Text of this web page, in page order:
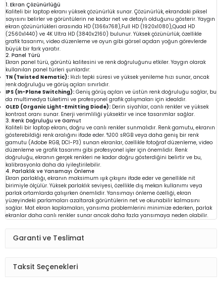
1. Ekran Çözünürlüğü
Kaliteli bir laptop ekranı yüksek çözünürlük sunar. Çözünürlük, ekrandaki piksel
sayısını belirler ve görüntülerin ne kadar net ve detaylı olduğunu gösterir. Yaygın
ekran çözünürlükleri arasında HD (1366x768),Full HD (1920x1080),Quad HD
(2560x1440) ve 4K Ultra HD (3840x2160) bulunur. Yüksek çözünürlük, özellikle
grafik tasarımı, video düzenleme ve oyun gibi görsel açıdan yoğun görevlerde
büyük bir fark yaratır.
2. Panel Türü
Ekran panel türü, görüntü kalitesini ve renk doğruluğunu etkiler. Yaygın olarak
kullanılan panel türleri şunlardır:
TN (Twisted Nematic): Hızlı tepki süresi ve yüksek yenileme hızı sunar, ancak
renk doğruluğu ve görüş açıları sınırlıdır.
IPS (In-Plane Switching): Geniş görüş açıları ve üstün renk doğruluğu sağlar, bu
da multimedya tüketimi ve profesyonel grafik çalışmaları için idealdir.
OLED (Organic Light-Emitting Diode): Derin siyahlar, canlı renkler ve yüksek
kontrast oranı sunar. Enerji verimliliği yüksektir ve ince tasarımlar sağlar.
3. Renk Doğruluğu ve Gamut
Kaliteli bir laptop ekranı, doğru ve canlı renkler sunmalıdır. Renk gamutu, ekranın
gösterebildiği renk aralığını ifade eder. %100 sRGB veya daha geniş bir renk
gamutu (Adobe RGB, DCI-P3) sunan ekranlar, özellikle fotoğraf düzenleme, video
düzenleme ve grafik tasarımı gibi profesyonel işler için önemlidir. Renk
doğruluğu, ekranın gerçek renkleri ne kadar doğru gösterdiğini belirtir ve bu,
kalibrasyonla daha da iyileştirilebilir.
4. Parlaklık ve Yansımayı Önleme
Ekran parlaklığı, ekranın maksimum ışık çıkışını ifade eder ve genellikle nit
birimiyle ölçülür. Yüksek parlaklık seviyesi, özellikle dış mekan kullanımı veya
parlak ortamlarda çalışırken önemlidir. Yansımayı önleme özelliği, ekran
yüzeyindeki parlamaları azaltarak görüntülerin net ve okunabilir kalmasını
sağlar. Mat ekran kaplamaları, yansıma problemlerini minimize ederken, parlak
ekranlar daha canlı renkler sunar ancak daha fazla yansımaya neden olabilir.
Garanti ve Teslimat
Taksit Seçenekleri